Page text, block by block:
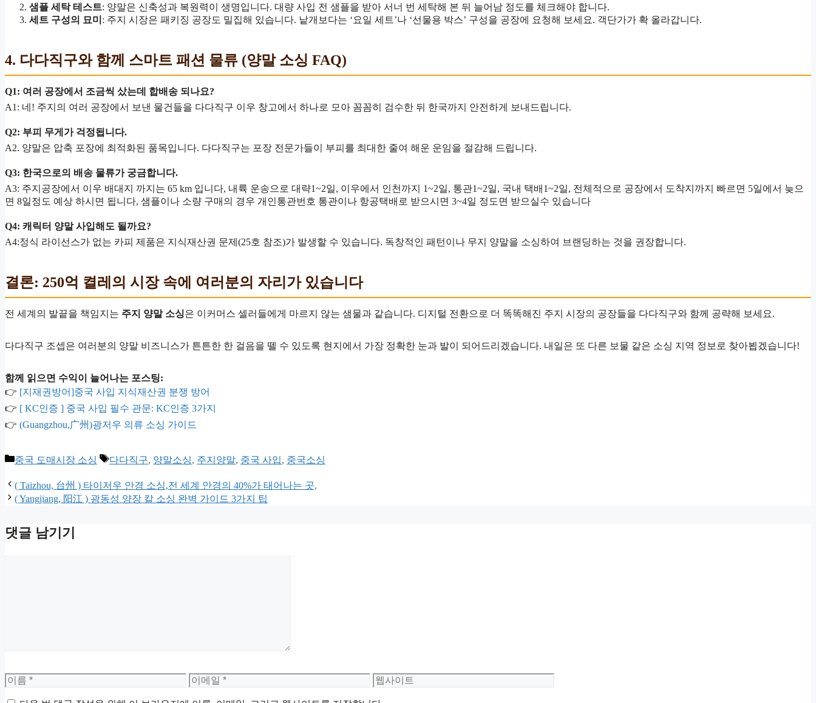
샘플 세탁 테스트: 양말은 신축성과 복원력이 생명입니다. 대량 사입 전 샘플을 받아 서너 번 세탁해 본 뒤 늘어남 정도를 체크해야 합니다.
세트 구성의 묘미 : 주지 시장은 패키징 공장도 밀집해 있습니다. 낱개보다는 ‘요일 세트’나 ‘선물용 박스’ 구성을 공장에 요청해 보세요. 객단가가 확 올라갑니다.
4. 다다직구와 함께 스마트 패션 물류 (양말 소싱 FAQ)
Q1: 여러 공장에서 조금씩 샀는데 합배송 되나요?
A1: 네! 주지의 여러 공장에서 보낸 물건들을 다다직구 이우 창고에서 하나로 모아 꼼꼼히 검수한 뒤 한국까지 안전하게 보내드립니다.
Q2: 부피 무게가 걱정됩니다.
A2. 양말은 압축 포장에 최적화된 품목입니다. 다다직구는 포장 전문가들이 부피를 최대한 줄여 해운 운임을 절감해 드립니다.
Q3: 한국으로의 배송 물류가 궁금합니다.
A3: 주지공장에서 이우 배대지 까지는 65 km 입니다, 내륙 운송으로 대략1~2일, 이우에서 인천까지 1~2일, 통관1~2일, 국내 택배1~2일, 전체적으로 공장에서 도착지까지 빠르면 5일에서 늦으
면 8일정도 예상 하시면 됩니다, 샘플이나 소량 구매의 경우 개인통관번호 통관이나 항공택배로 받으시면 3~4일 정도면 받으실수 있습니다
Q4: 캐릭터 양말 사입해도 될까요?
A4:정식 라이선스가 없는 카피 제품은 지식재산권 문제(25호 참조)가 발생할 수 있습니다. 독창적인 패턴이나 무지 양말을 소싱하여 브랜딩하는 것을 권장합니다.
결론: 250억 켤레의 시장 속에 여러분의 자리가 있습니다
전 세계의 발끝을 책임지는 주지 양말 소싱은 이커머스 셀러들에게 마르지 않는 샘물과 같습니다. 디지털 전환으로 더 똑똑해진 주지 시장의 공장들을 다다직구와 함께 공략해 보세요.
다다직구 조셉은 여러분의 양말 비즈니스가 튼튼한 한 걸음을 뗄 수 있도록 현지에서 가장 정확한 눈과 발이 되어드리겠습니다. 내일은 또 다른 보물 같은 소싱 지역 정보로 찾아뵙겠습니다!
함께 읽으면 수익이 늘어나는 포스팅:
👉 [지재권방어]중국 사입 지식재산권 분쟁 방어
👉 [ KC인증 ] 중국 사입 필수 관문: KC인증 3가지
👉 (Guangzhou,广州)광저우 의류 소싱 가이드
카
고
리
중국 도매시장 소싱
태
다다직구, 양말소싱, 주지양말, 중국 사입, 중국소싱
( Taizhou, 台州 ) 타이저우 안경 소싱,전 세계 안경의 40%가 태어나는 곳,
( Yangjiang, 阳江 ) 광동성 양장 칼 소싱 완벽 가이드 3가지 팁
댓글 남기기
이
름
이
메
웹
사